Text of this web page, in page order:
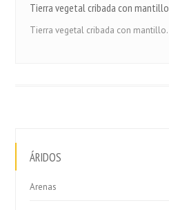
Tierra vegetal cribada con mantillo
Tierra vegetal cribada con mantillo.
ÁRIDOS
Arenas